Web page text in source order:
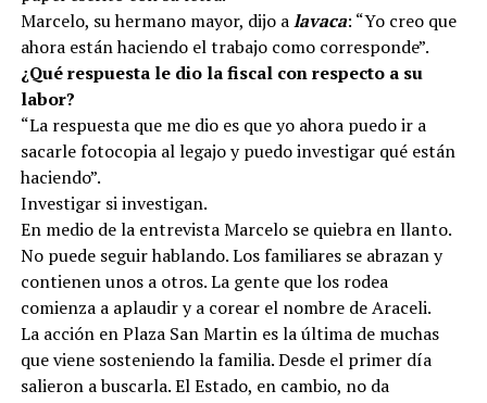
Marcelo, su hermano mayor, dijo alavaca: “Yo creo que
ahora están haciendo el trabajo como corresponde”.
¿Qué respuesta le dio la fiscal con respecto a su
labor?
“La respuesta que me dio es que yo ahora puedo ir a
sacarle fotocopia al legajo y puedo investigar qué están
haciendo”.
Investigar si investigan.
En medio de la entrevista Marcelo se quiebra en llanto.
No puede seguir hablando. Los familiares se abrazan y
contienen unos a otros. La gente que los rodea
comienza a aplaudir y a corear el nombre de Araceli.
La acción en Plaza San Martin es la última de muchas
que viene sosteniendo la familia. Desde el primer día
salieron a buscarla. El Estado, en cambio, no da